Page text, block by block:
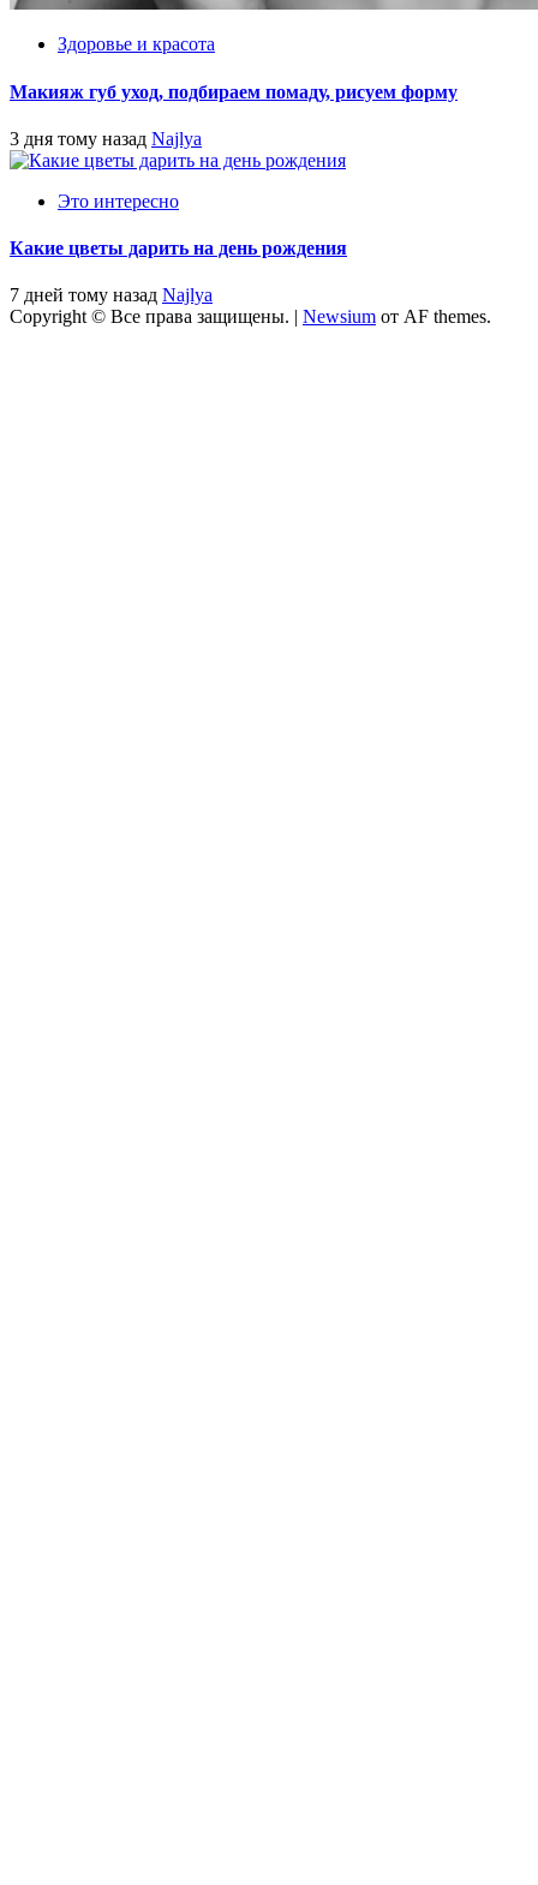
Здоровье и красота
Макияж губ уход, подбираем помаду, рисуем форму
3 дня тому назад Najlya
Это интересно
Какие цветы дарить на день рождения
7 дней тому назад Najlya
Copyright © Все права защищены. | Newsium от AF themes.